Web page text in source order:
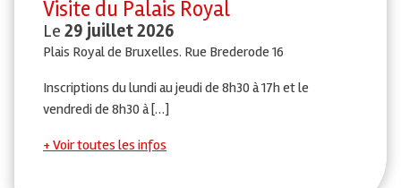
Visite du Palais Royal
Le 29 juillet 2026
Plais Royal de Bruxelles. Rue Brederode 16
Inscriptions du lundi au jeudi de 8h30 à 17h et le
vendredi de 8h30 à […]
Voir toutes les infos